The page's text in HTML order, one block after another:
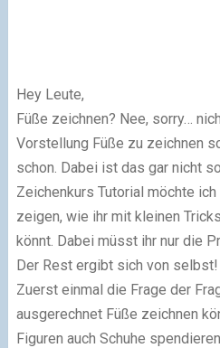
Hey Leute,
Füße zeichnen? Nee, sorry…
Vorstellung Füße zu zeichnen
schon. Dabei ist das gar nicht
Zeichenkurs Tutorial möchte
zeigen, wie ihr mit kleinen Tricks
könnt. Dabei müsst ihr nur die
Der Rest ergibt sich von selbst!
Zuerst einmal die Frage der
ausgerechnet Füße zeichnen
Figuren auch Schuhe